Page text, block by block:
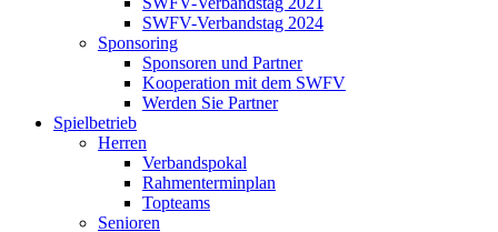
SWFV-Verbandstag 2024
Sponsoring
Sponsoren und Partner
Kooperation mit dem SWFV
Werden Sie Partner
Spielbetrieb
Herren
Verbandspokal
Rahmenterminplan
Topteams
Senioren